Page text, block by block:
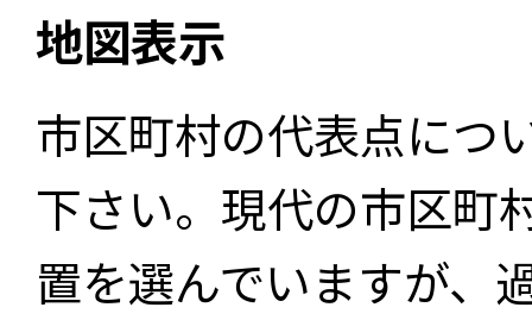
地図表示
市区町村の代表点につ
下さい。現代の市区町
置を選んでいますが、